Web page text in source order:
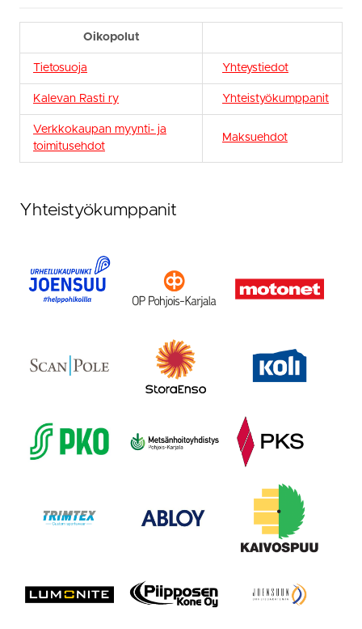
Oikopolut
Tietosuoja Yhteystiedot
Kalevan Rasti ry Yhteistyökumppanit
Verkkokaupan myynti- ja
toimitusehdot
Maksuehdot
Yhteistyökumppanit